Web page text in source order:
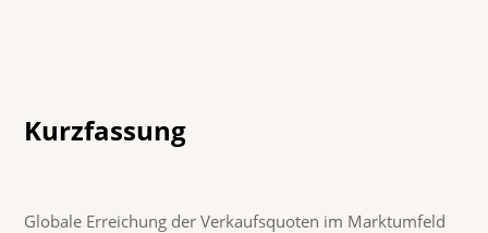
Kurzfassung
Globale Erreichung der Verkaufsquoten im Marktumfeld